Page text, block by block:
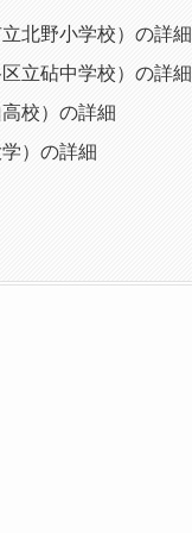
北野小学校）の詳細
立砧中学校）の詳細
校）の詳細
）の詳細